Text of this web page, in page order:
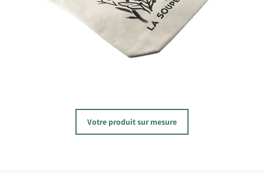
Votre produit sur mesure